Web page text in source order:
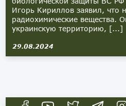
Игорь Кириллов заявил, что
радиохимические вещества.
украинскую территорию, [...]
29.08.2024